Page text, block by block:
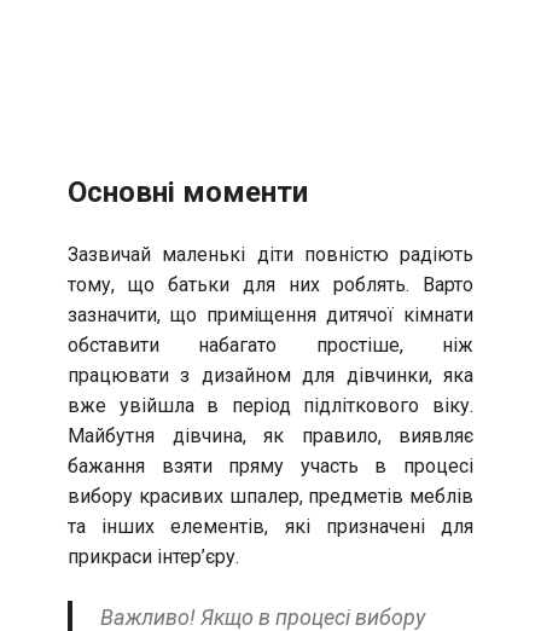
Основні моменти
Зазвичай маленькі діти повністю радіють
тому, що батьки для них роблять. Варто
зазначити, що приміщення дитячої кімнати
обставити набагато простіше, ніж
працювати з дизайном для дівчинки, яка
вже увійшла в період підліткового віку.
Майбутня дівчина, як правило, виявляє
бажання взяти пряму участь в процесі
вибору красивих шпалер, предметів меблів
та інших елементів, які призначені для
прикраси інтер’єру.
Важливо! Якщо в процесі вибору